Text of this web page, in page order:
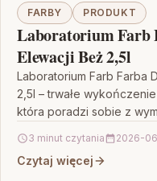
FARBY PRODUKT
Laboratorium Farb
Elewacji Beż 2,5l
Laboratorium Farb Farba
2,5l – trwałe
która poradzi sobie z
3 minut czytania 2026-
Czytaj więcej